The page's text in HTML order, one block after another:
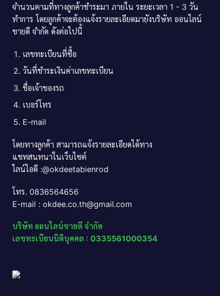
จำนวนตามที่ทางลูกค้าชำระมา ภายใน ระยะเวลา 1 - 3 วัน
ทำการ โดยลูกค้าจะต้องแจ้งรายละเอียดมายังบริษัท ออนไลน์
ขายดี จำกัด ดังต่อไปนี้
เลขทะเบียนที่ซื้อ
วันที่ชำระเงินค่าเลขทะเบียน
ชื่อเจ้าของรถ
เบอร์โทร
E-mail
โดยทางลูกค้า สามารถแจ้งรายละเอียดได้ทาง
แชทสนทนาในเว็บไซต์
ไลน์ไอดี :@okdeetabienrod
โทร. 0836564656
E-mail : okdee.co.th@gmail.com
บริษัท ออนไลน์ขายดี จำกัด
เลขทะเบียนนิติบุคคล : 0335561000354